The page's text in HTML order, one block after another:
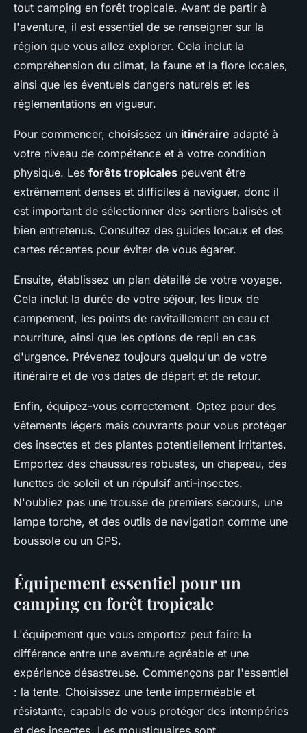
tout camping en forêt tropicale. Avant de partir à
l'aventure, il est essentiel de se renseigner sur la
région que vous allez explorer. Cela inclut la
compréhension du climat, la faune et la flore locales,
ainsi que les éventuels dangers naturels et les
réglementations en vigueur.
Pour commencer, choisissez un itinéraire adapté à
votre niveau de compétence et à votre condition
physique. Les forêts tropicales peuvent être
extrêmement denses et difficiles à naviguer, donc il
est important de sélectionner des sentiers balisés et
bien entretenus. Consultez des guides locaux et des
cartes récentes pour éviter de vous égarer.
Ensuite, établissez un plan détaillé de votre voyage.
Cela inclut la durée de votre séjour, les lieux de
campement, les points de ravitaillement en eau et
nourriture, ainsi que les options de repli en cas
d'urgence. Prévenez toujours quelqu'un de votre
itinéraire et de vos dates de départ et de retour.
Enfin, équipez-vous correctement. Optez pour des
vêtements légers mais couvrants pour vous protéger
des insectes et des plantes potentiellement irritantes.
Emportez des chaussures robustes, un chapeau, des
lunettes de soleil et un répulsif anti-insectes.
N'oubliez pas une trousse de premiers secours, une
lampe torche, et des outils de navigation comme une
boussole ou un GPS.
Équipement essentiel pour un
camping en forêt tropicale
L'équipement que vous emportez peut faire la
différence entre une aventure agréable et une
expérience désastreuse. Commençons par l'essentiel
: la tente. Choisissez une tente imperméable et
résistante, capable de vous protéger des intempéries